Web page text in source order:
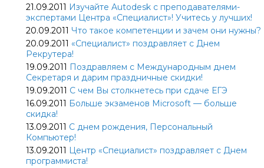
21.09.2011 Изучайте Autodesk с преподавателями-
экспертами Центра «Специалист»! Учитесь у лучших!
20.09.2011 Что такое компетенции и зачем они нужны?
20.09.2011 «Специалист» поздравляет с Днем
Рекрутера!
19.09.2011 Поздравляем с Международным днем
Секретаря и дарим праздничные скидки!
19.09.2011 С чем Вы столкнетесь при сдаче ЕГЭ
16.09.2011 Больше экзаменов Microsoft — больше
скидка!
13.09.2011 С днем рождения, Персональный
Компьютер!
13.09.2011 Центр «Специалист» поздравляет с Днем
программиста!